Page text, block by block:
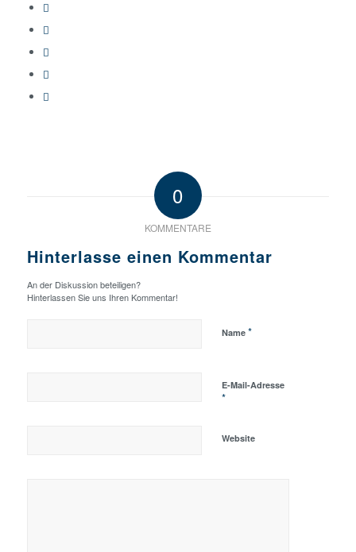
0
KOMMENTARE
Hinterlasse einen Kommentar
An der Diskussion beteiligen?
Hinterlassen Sie uns Ihren Kommentar!
Name *
E-Mail-Adresse
*
Website